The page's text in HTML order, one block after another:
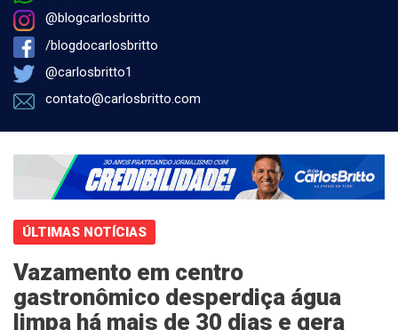
@blogcarlosbritto
/blogdocarlosbritto
@carlosbritto1
contato@carlosbritto.com
ÚLTIMAS NOTÍCIAS
Vazamento em centro
gastronômico desperdiça água
limpa há mais de 30 dias e gera